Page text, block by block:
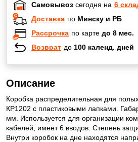
Самовывоз сегодня на 6
Доставка по Минску и РБ
Рассрочка по карте до 8 мес.
Возврат до 100 календ. дней
Описание
Коробка распределительная для
КР1202 с пластиковыми лапками.
мм. Используется для организации
кабелей, имеет 6 вводов. Степень
Внутри коробок на дне находятся